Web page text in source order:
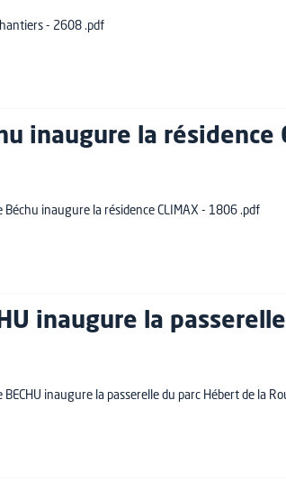
- 2608 .pdf
inaugure la résidence
Béchu inaugure la résidence CLIMAX - 1806 .pdf
inaugure la
BECHU inaugure la passerelle du parc Hébert de la